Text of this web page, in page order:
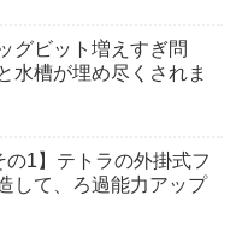
グビット増えすぎ問
水槽が埋め尽くされま
の1】テトラの外掛式フ
して、ろ過能力アップ